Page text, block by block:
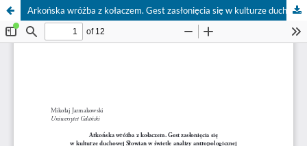
Arkońska wróżba z kołaczem. Gest zasłonięcia się w kulturze duchowej Słowian w świetle analizy antropologicznej